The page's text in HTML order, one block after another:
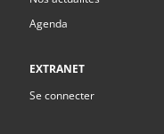
Agenda
EXTRANET
Se connecter